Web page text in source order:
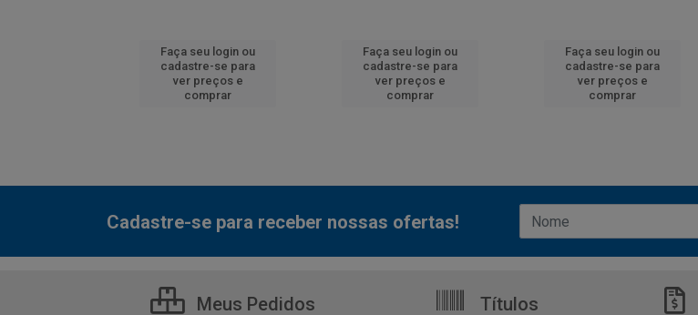
Faça seu login ou
cadastre-se para
ver preços e
comprar
Faça seu login ou
cadastre-se para
ver preços e
comprar
Faça seu login ou
cadastre-se para
ver preços e
comprar
Cadastre-se para receber nossas ofertas!
Meus Pedidos Títulos